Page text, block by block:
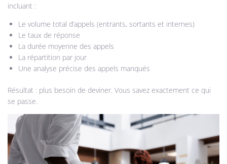
incluant :
Le volume total d’appels (entrants, sortants et internes)
Le taux de réponse
La durée moyenne des appels
La répartition par jour
Une analyse précise des appels manqués
Résultat : plus besoin de deviner. Vous savez exactement ce qui
se passe.